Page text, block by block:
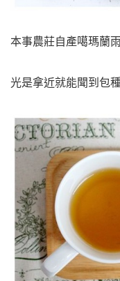
本事農莊自產噶瑪蘭
光是拿近就能聞到包